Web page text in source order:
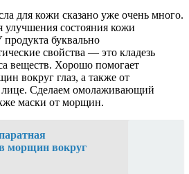
для кожи сказано уже очень много.
улучшения состояния кожи
продукта буквально
свойства — это кладезь
веществ. Хорошо помогает
вокруг глаз, а также от
Сделаем омолаживающий
маски от морщин.
морщин вокруг